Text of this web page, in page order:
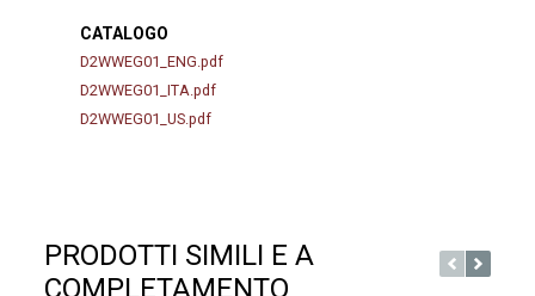
CATALOGO
D2WWEG01_ENG.pdf
D2WWEG01_ITA.pdf
D2WWEG01_US.pdf
PRODOTTI SIMILI E A
COMPLETAMENTO